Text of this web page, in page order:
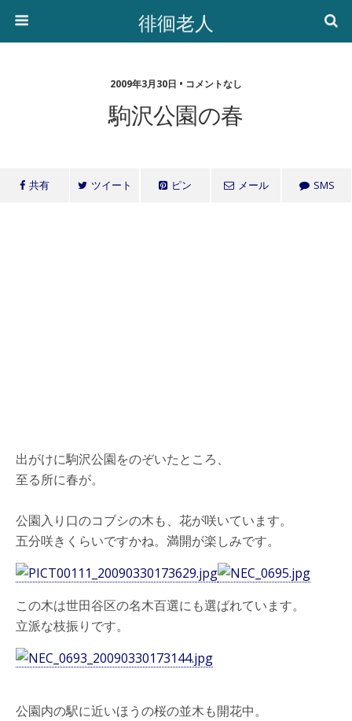
徘徊老人
2009年3月30日 • コメントなし
駒沢公園の春
共有 ツイート ピン メール SMS
出がけに駒沢公園をのぞいたところ、
至る所に春が。
公園入り口のコブシの木も、花が咲いています。
五分咲きくらいですかね。満開が楽しみです。
この木は世田谷区の名木百選にも選ばれています。
立派な枝振りです。
公園内の駅に近いほうの桜の並木も開花中。